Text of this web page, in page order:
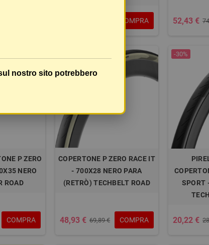
COMPRA 52,43 €
P ZERO
NERO
ROAD
COMPRA
COPERTONE P ZERO RACE IT
- 700X28 NERO PARA
(RETRÒ) TECHBELT ROAD
48,93 € 69,89 € COMPRA
-30%
SPORT
20,22 €
nostro sito potrebbero